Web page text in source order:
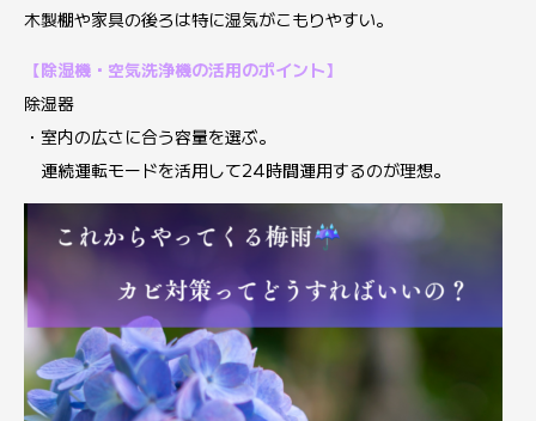
木製棚や家具の後ろは特に湿気がこもりやすい。
【除湿機・空気洗浄機の活用のポイント】
除湿器
・室内の広さに合う容量を選ぶ。
連続運転モードを活用して24時間運用するのが理想。